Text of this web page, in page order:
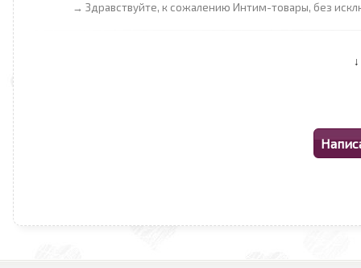
→ Здравствуйте, к сожалению Интим-товары, без
↓